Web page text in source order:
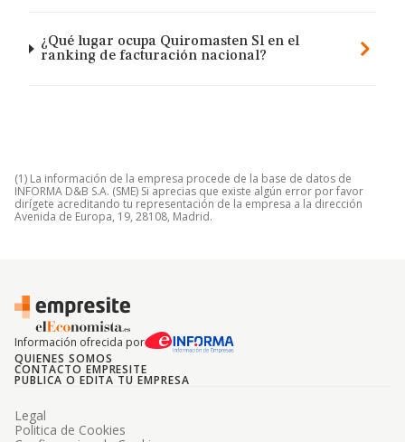
¿Qué lugar ocupa Quiromasten Sl en el
ranking de facturación nacional?
(1) La información de la empresa procede de la base de datos de
INFORMA D&B S.A. (SME) Si aprecias que existe algún error por favor
dirígete acreditando tu representación de la empresa a la dirección
Avenida de Europa, 19, 28108, Madrid.
Información ofrecida por
QUIENES SOMOS
CONTACTO EMPRESITE
PUBLICA O EDITA TU EMPRESA
Legal
Politica de Cookies